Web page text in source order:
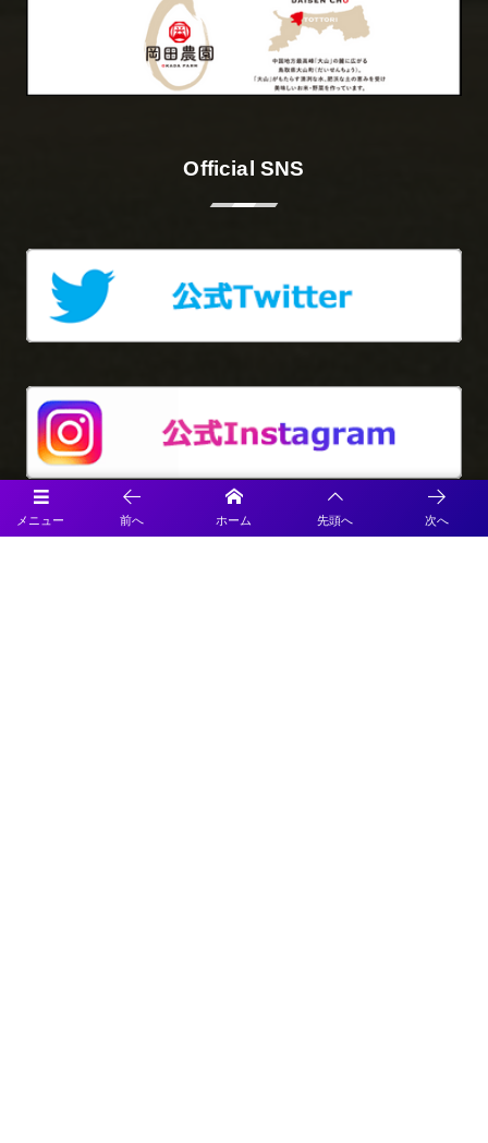
メニュー 前へ ホーム 先頭へ 次へ
Official SNS